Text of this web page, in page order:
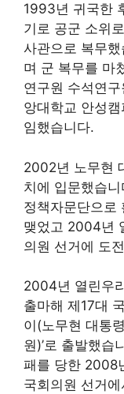
1993년 귀국한
기로 공군 소위
사관으로 복무
며 군 복무를 마
연구원 수석연
앙대학교 안성
임했습니다.
2002년 노무현
치에 입문했습
정책자문단으로
맺었고 2004년
의원 선거에 도
2004년 열린우
출마해 제17대
이(노무현 대통
원)’로 출발했습
패를 당한 2008
국회의원 선거